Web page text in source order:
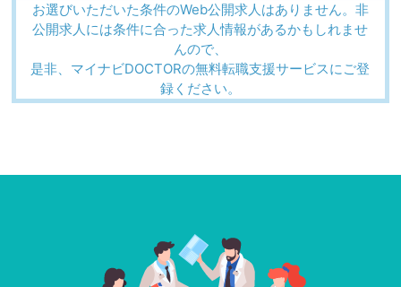
お選びいただいた条件のWeb公開求人はありません。非
公開求人には条件に合った求人情報があるかもしれませ
んので、
是非、マイナビDOCTORの無料転職支援サービスにご登
録ください。